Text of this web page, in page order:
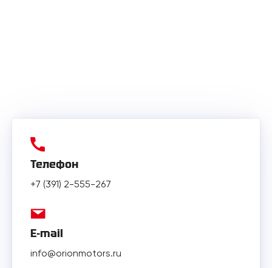
Телефон
+7 (391) 2-555-267
E-mail
info@orionmotors.ru